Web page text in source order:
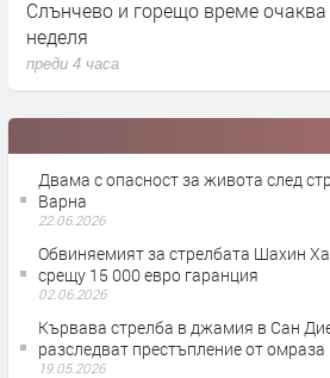
Слънчево и горещо време очаква
неделя
преди 4 часа
Двама с опасност за живота след
Варна
22.06.2026
Обвиняемият за стрелбата Шахин
срещу 15 000 евро гаранция
02.06.2026
Кървава стрелба в джамия в Сан
разследват престъпление от омраза
19.05.2026